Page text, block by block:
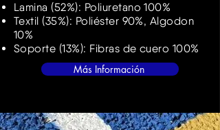
Lamina (52%): Poliuretano 100%
Textil (35%): Poliéster 90%, Algodon
10%
Soporte (13%): Fibras de cuero 100%
Más Información